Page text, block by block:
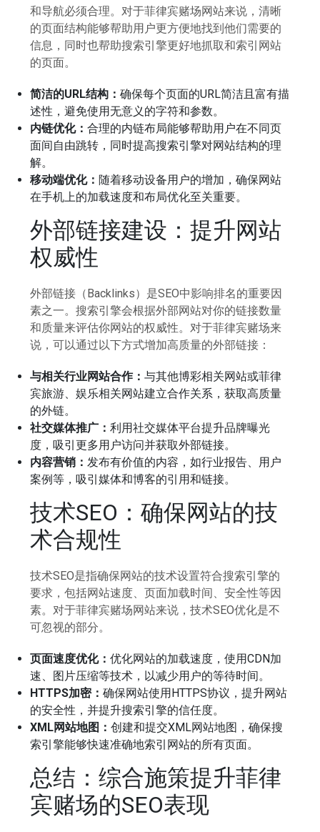
和导航必须合理。对于菲律宾赌场网站来说，清晰
的页面结构能够帮助用户更方便地找到他们需要的
信息，同时也帮助搜索引擎更好地抓取和索引网站
的页面。
简洁的URL结构：确保每个页面的URL简洁且富有描
述性，避免使用无意义的字符和参数。
内链优化：合理的内链布局能够帮助用户在不同页
面间自由跳转，同时提高搜索引擎对网站结构的理
解。
移动端优化：随着移动设备用户的增加，确保网站
在手机上的加载速度和布局优化至关重要。
外部链接建设：提升网站
权威性
外部链接（Backlinks）是SEO中影响排名的重要因
素之一。搜索引擎会根据外部网站对你的链接数量
和质量来评估你网站的权威性。对于菲律宾赌场来
说，可以通过以下方式增加高质量的外部链接：
与相关行业网站合作：与其他博彩相关网站或菲律
宾旅游、娱乐相关网站建立合作关系，获取高质量
的外链。
社交媒体推广：利用社交媒体平台提升品牌曝光
度，吸引更多用户访问并获取外部链接。
内容营销： 发布有价值的内容，如行业报告、用户
案例等，吸引媒体和博客的引用和链接。
技术SEO：确保网站的技
术合规性
技术SEO是指确保网站的技术设置符合搜索引擎的
要求，包括网站速度、页面加载时间、安全性等因
素。对于菲律宾赌场网站来说，技术SEO优化是不
可忽视的部分。
页面速度优化：优化网站的加载速度，使用CDN加
速、图片压缩等技术，以减少用户的等待时间。
HTTPS加密：确保网站使用HTTPS协议，提升网站
的安全性，并提升搜索引擎的信任度。
XML网站地图：创建和提交XML网站地图，确保搜
索引擎能够快速准确地索引网站的所有页面。
总结：综合施策提升菲律
宾赌场的SEO表现